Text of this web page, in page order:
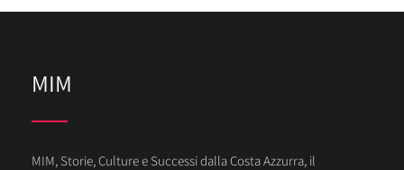
MIM
MIM, Storie, Culture e Successi dalla Costa Azzurra, il